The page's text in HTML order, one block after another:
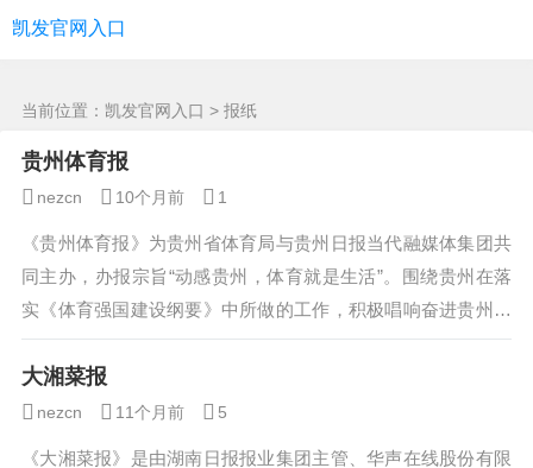
凯发官网入口
当前位置： 凯发官网入口 > 报纸
贵州体育报
nezcn 10个月前 1
《贵州体育报》为贵州省体育局与贵州日报当代融媒体集团共
同主办，办报宗旨“动感贵州，体育就是生活”。围绕贵州在落
实《体育强国建设纲要》中所做的工作，积极唱响奋进贵州、
活力贵州、健康贵州的主旋律，为贵州体...
大湘菜报
nezcn 11个月前 5
《大湘菜报》是由湖南日报报业集团主管、华声在线股份有限